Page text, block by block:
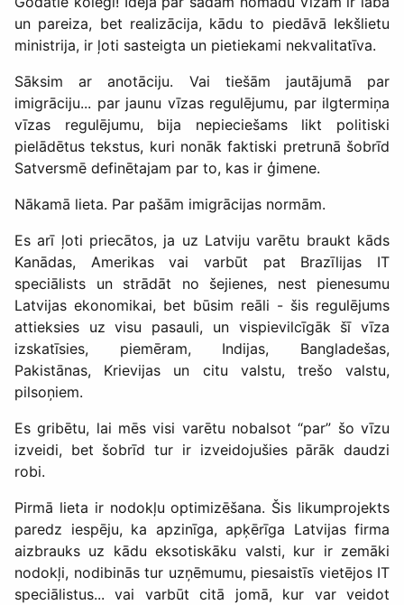
un pareiza, bet realizācija, kādu to piedāvā Iekšlietu
ministrija, ir ļoti sasteigta un pietiekami nekvalitatīva.
Sāksim ar anotāciju. Vai tiešām jautājumā par
imigrāciju... par jaunu vīzas regulējumu, par ilgtermiņa
vīzas regulējumu, bija nepieciešams likt politiski
pielādētus tekstus, kuri nonāk faktiski pretrunā šobrīd
Satversmē definētajam par to, kas ir ģimene.
Nākamā lieta. Par pašām imigrācijas normām.
Es arī ļoti priecātos, ja uz Latviju varētu braukt kāds
Kanādas, Amerikas vai varbūt pat Brazīlijas IT
speciālists un strādāt no šejienes, nest pienesumu
Latvijas ekonomikai, bet būsim reāli - šis regulējums
attieksies uz visu pasauli, un vispievilcīgāk šī vīza
izskatīsies, piemēram, Indijas, Bangladešas,
Pakistānas, Krievijas un citu valstu, trešo valstu,
pilsoņiem.
Es gribētu, lai mēs visi varētu nobalsot “par” šo vīzu
izveidi, bet šobrīd tur ir izveidojušies pārāk daudzi
robi.
Pirmā lieta ir nodokļu optimizēšana. Šis likumprojekts
paredz iespēju, ka apzinīga, apķērīga Latvijas firma
aizbrauks uz kādu eksotiskāku valsti, kur ir zemāki
nodokļi, nodibinās tur uzņēmumu, piesaistīs vietējos IT
speciālistus... vai varbūt citā jomā, kur var veidot